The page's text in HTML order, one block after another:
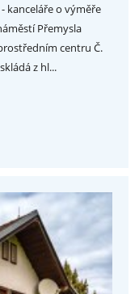
kanceláře o výměře
Přemysla
centru Č.
z hl...